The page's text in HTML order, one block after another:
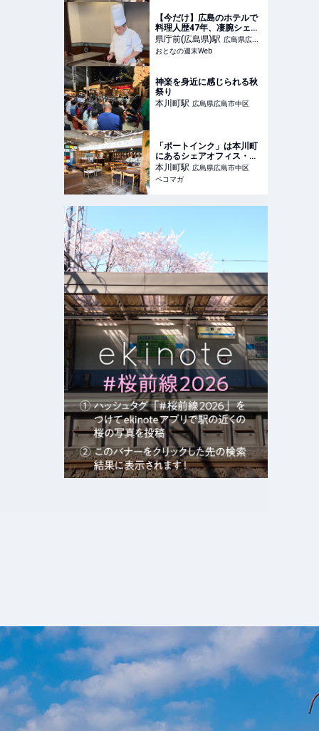
【今だけ】広島のホテルで
料理人歴47年、凄腕シェフ
のコースを堪能 「黄綬褒
章」受章記念！ - おとなの
週末Web
県庁前(広島県)駅 広島県広島
市中区
おとなの週末Web
神楽を身近に感じられる秋
祭り
本川町駅 広島県広島市中区
「ポートインク」は本川町
にあるシェアオフィス・コ
ワーキングスペース
本川町駅 広島県広島市中区
ペコマガ
エキガタリ